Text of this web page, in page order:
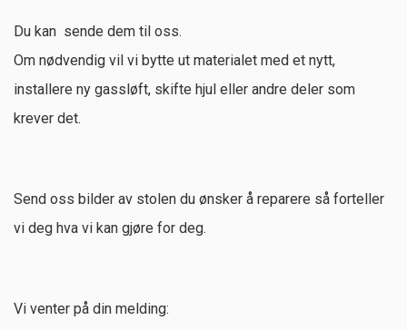
Du kan sende dem til oss.
Om nødvendig vil vi bytte ut materialet med et nytt,
installere ny gassløft, skifte hjul eller andre deler som
krever det.
Send oss ​​bilder av stolen du ønsker å reparere så forteller
vi deg hva vi kan gjøre for deg.
Vi venter på din melding: